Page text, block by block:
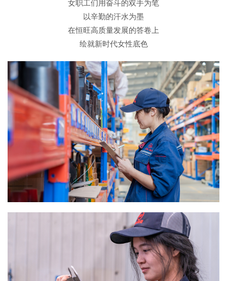
女职工们用奋斗的双手为笔
以辛勤的汗水为墨
在恒旺高质量发展的答卷上
绘就新时代女性底色